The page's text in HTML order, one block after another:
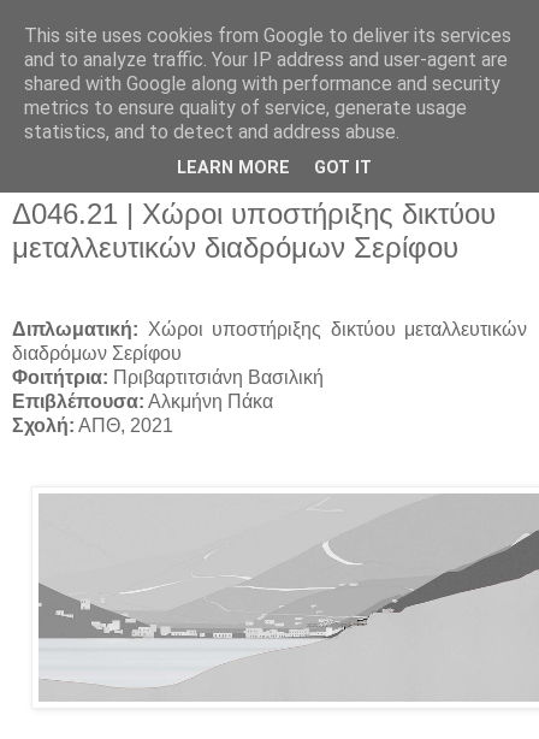
Δ046.21 | Χώροι υποστήριξης δικτύου
μεταλλευτικών διαδρόμων Σερίφου
Διπλωματική: Χώροι υποστήριξης δικτύου μεταλλευτικών
διαδρόμων Σερίφου
Φοιτήτρια: Πριβαρτιτσιάνη Βασιλική
Επιβλέπουσα: Αλκμήνη Πάκα
Σχολή: ΑΠΘ, 2021
This site uses cookies from Google to deliver its services
and to analyze traffic. Your IP address and user-agent are
shared with Google along with performance and security
metrics to ensure quality of service, generate usage
statistics, and to detect and address abuse.
LEARN MORE GOT IT